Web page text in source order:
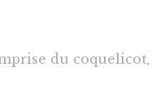
du coquelicot,